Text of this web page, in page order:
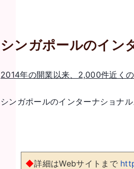
シンガポールのイン
2014年の開業以来、2,000件近く
シンガポールのインターナショナ
◆詳細はWebサイトまで